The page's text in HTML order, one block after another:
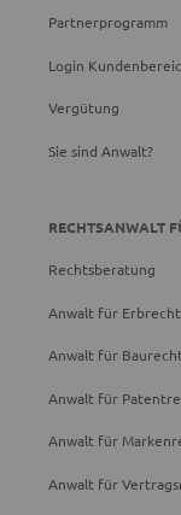
Partnerprogramm
Login
Vergütung
Sie sind Anwalt?
RECHTSANWALT
Rechtsberatung
Anwalt für Erbrecht
Anwalt für
Anwalt für
Anwalt für
Anwalt für